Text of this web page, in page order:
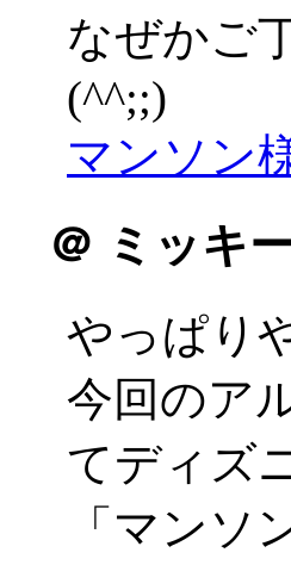
なぜかご
(^^;;)
マンソン
＠ ミッキ
やっぱり
今回のア
てディズ
「マンソ